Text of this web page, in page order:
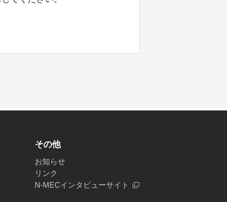
その他
お知らせ
リンク
N-MECインタビューサイト